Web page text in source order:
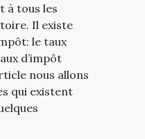
à tous les
Il existe
le taux
d’impôt
nous allons
qui existent